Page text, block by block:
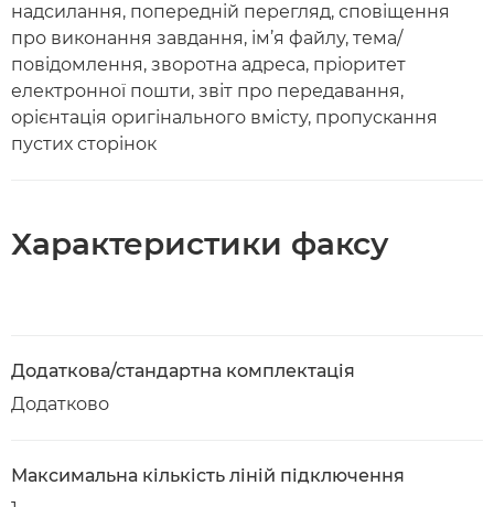
надсилання, попередній перегляд, сповіщення
про виконання завдання, ім’я файлу, тема/
повідомлення, зворотна адреса, пріоритет
електронної пошти, звіт про передавання,
орієнтація оригінального вмісту, пропускання
пустих сторінок
Характеристики факсу
Додаткова/стандартна комплектація
Додатково
Максимальна кількість ліній підключення